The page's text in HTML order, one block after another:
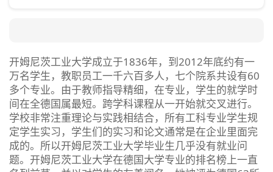
开姆尼茨工业大学成立于1836年，到2012年底约有一
万名学生，教职员工一千六百多人，七个院系共设有60
多个专业。由于教师指导精细，在专业，学生的就学时
间在全德国属最短。跨学科课程从一开始就交叉进行。
学校非常注重理论与实践相结合，所有工科专业学生规
定学生实习，学生们的实习和论文通常是在企业里面完
成的。所以开姆尼茨工业大学毕业生几乎没有就业问
题。开姆尼茨工业大学在德国大学专业的排名榜上一直